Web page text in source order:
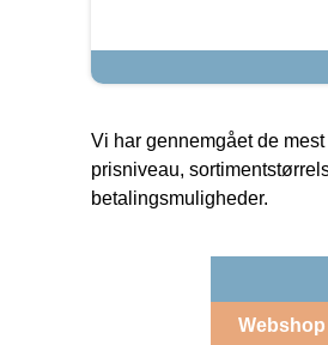
Vi har gennemgået de
prisniveau,
betalingsmuligheder.
Webshop